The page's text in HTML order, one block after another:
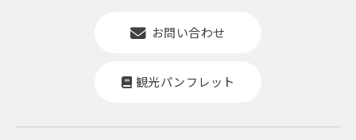
お問い合わせ
観光パンフレット